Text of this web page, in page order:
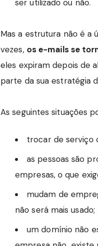
ser utilizado ou não.
Mas a estrutura não é a
vezes, os e-mails se
eles expiram depois de
parte da sua estratégia
As seguintes situações
trocar de serviço
as pessoas são
empresas, o que
mudam de
não será mais usado;
um domínio não